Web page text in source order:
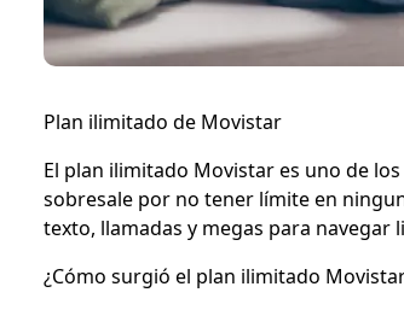
Plan ilimitado de Movistar
El plan ilimitado Movistares uno de
sobresale por no tener límite en
texto, llamadas y megas para navegar
¿Cómo surgió el plan ilimitado